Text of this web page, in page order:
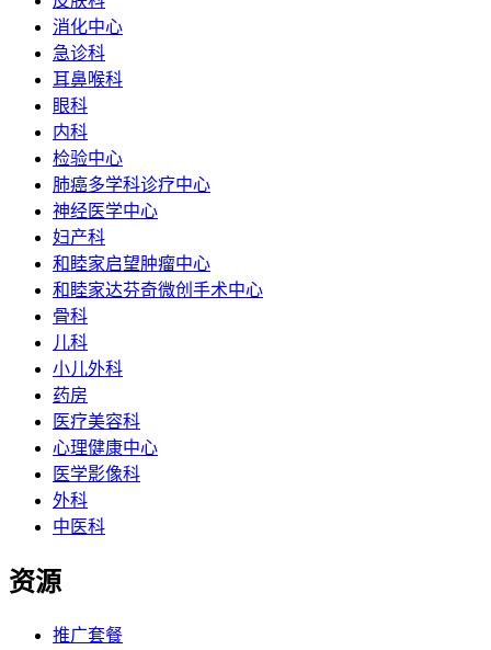
消化中心
急诊科
耳鼻喉科
眼科
内科
检验中心
肺癌多学科诊疗中心
神经医学中心
妇产科
和睦家启望肿瘤中心
和睦家达芬奇微创手术中心
骨科
儿科
小儿外科
药房
医疗美容科
心理健康中心
医学影像科
外科
中医科
资源
推广套餐